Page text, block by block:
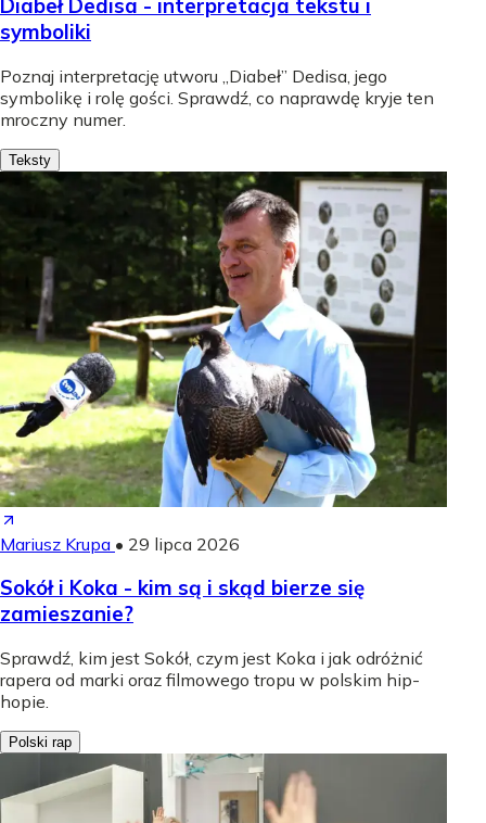
Diabeł Dedisa - interpretacja tekstu i
symboliki
Poznaj interpretację utworu „Diabeł” Dedisa, jego
symbolikę i rolę gości. Sprawdź, co naprawdę kryje ten
mroczny numer.
Teksty
Mariusz Krupa • 29 lipca 2026
Sokół i Koka - kim są i skąd bierze się
zamieszanie?
Sprawdź, kim jest Sokół, czym jest Koka i jak odróżnić
rapera od marki oraz filmowego tropu w polskim hip-
hopie.
Polski rap